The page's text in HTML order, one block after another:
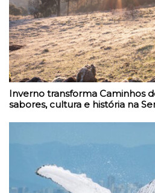
Inverno transforma Caminhos
sabores, cultura e história na